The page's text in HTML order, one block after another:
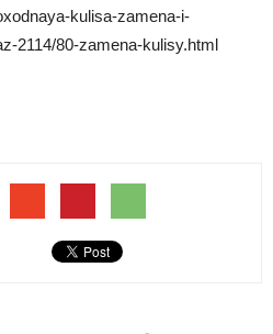
kulisa-zamena-i-
2114/80-zamena-kulisy.html